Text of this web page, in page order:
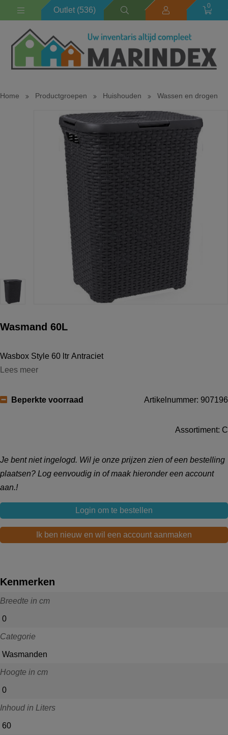
Outlet (536) 0
Home Productgroepen Huishouden Wassen en drogen
Wasmand 60L
Wasbox Style 60 ltr Antraciet
Lees meer
Beperkte voorraad Artikelnummer: 907196
Assortiment: C
Je bent niet ingelogd. Wil je onze prijzen zien of een bestelling
plaatsen? Log eenvoudig in of maak hieronder een account
aan.!
Login om te bestellen
Ik ben nieuw en wil een account aanmaken
Kenmerken
Breedte in cm
0
Categorie
Wasmanden
Hoogte in cm
0
Inhoud in Liters
60